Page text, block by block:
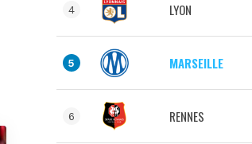
4 LYON
5 MARSEILLE
6 RENNES